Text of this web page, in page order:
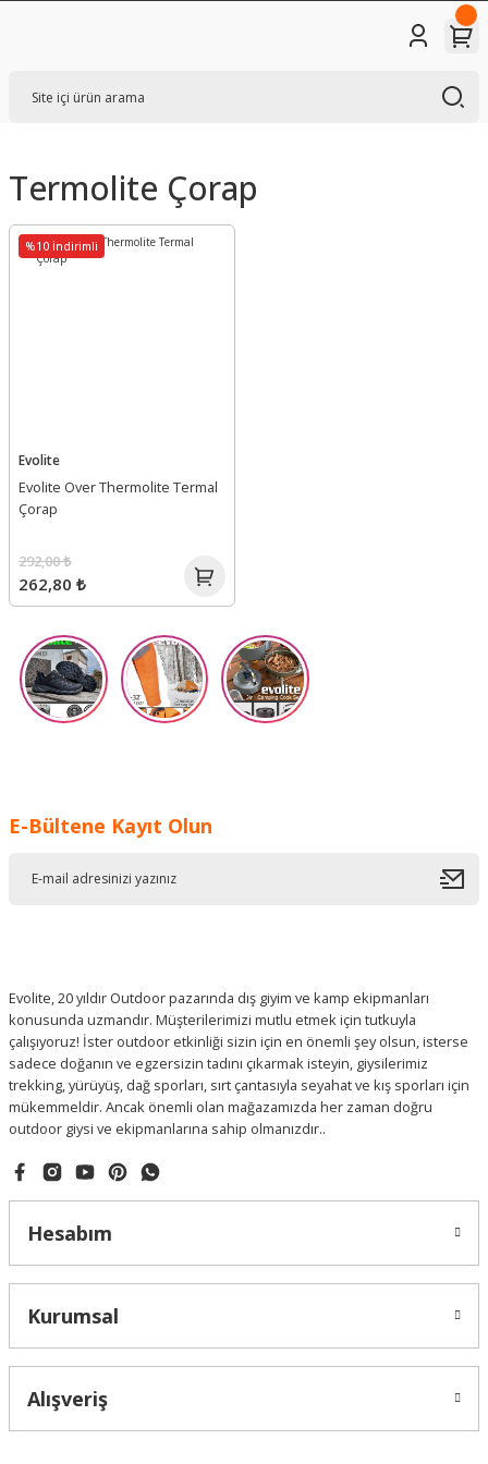
Termolite Çorap
%10 İndirimli
Evolite
Evolite Over Thermolite Termal
Çorap
262,80 ₺
292,00 ₺
E-Bültene Kayıt Olun
Evolite, 20 yıldır Outdoor pazarında dış giyim ve kamp ekipmanları
konusunda uzmandır. Müşterilerimizi mutlu etmek için tutkuyla
çalışıyoruz! İster outdoor etkinliği sizin için en önemli şey olsun, isterse
sadece doğanın ve egzersizin tadını çıkarmak isteyin, giysilerimiz
trekking, yürüyüş, dağ sporları, sırt çantasıyla seyahat ve kış sporları için
mükemmeldir. Ancak önemli olan mağazamızda her zaman doğru
outdoor giysi ve ekipmanlarına sahip olmanızdır..
Hesabım
Kurumsal
Alışveriş